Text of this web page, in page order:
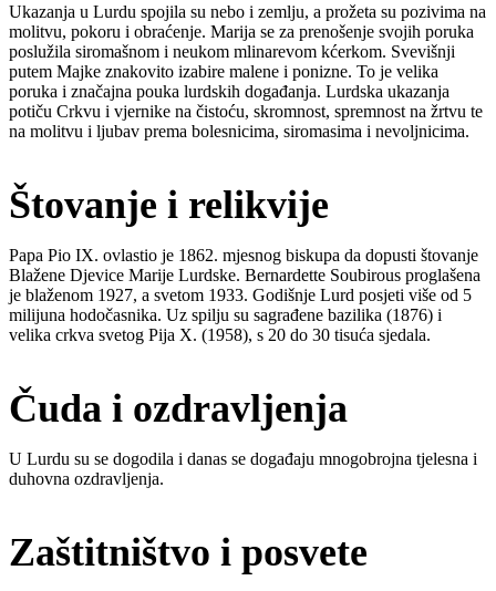
Ukazanja u Lurdu spojila su nebo i zemlju, a prožeta su pozivima na
molitvu, pokoru i obraćenje. Marija se za prenošenje svojih poruka
poslužila siromašnom i neukom mlinarevom kćerkom. Svevišnji
putem Majke znakovito izabire malene i ponizne. To je velika
poruka i značajna pouka lurdskih događanja. Lurdska ukazanja
potiču Crkvu i vjernike na čistoću, skromnost, spremnost na žrtvu te
na molitvu i ljubav prema bolesnicima, siromasima i nevoljnicima.
Štovanje i relikvije
Papa Pio IX. ovlastio je 1862. mjesnog biskupa da dopusti štovanje
Blažene Djevice Marije Lurdske. Bernardette Soubirous proglašena
je blaženom 1927, a svetom 1933. Godišnje Lurd posjeti više od 5
milijuna hodočasnika. Uz spilju su sagrađene bazilika (1876) i
velika crkva svetog Pija X. (1958), s 20 do 30 tisuća sjedala.
Čuda i ozdravljenja
U Lurdu su se dogodila i danas se događaju mnogobrojna tjelesna i
duhovna ozdravljenja.
Zaštitništvo i posvete